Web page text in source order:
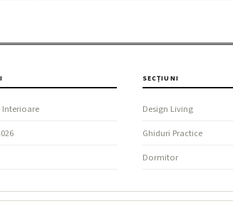
SECȚIUNI
Design Living
Ghiduri Practice
Dormitor